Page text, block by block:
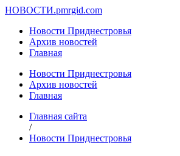
НОВОСТИ.pmrgid.com
Новости Приднестровья
Архив новостей
Главная
Новости Приднестровья
Архив новостей
Главная
Главная сайта
/
Новости Приднестровья